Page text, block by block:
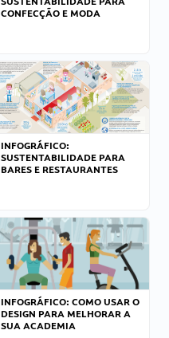
CONFECÇÃO E MODA
INFOGRÁFICO:
SUSTENTABILIDADE PARA
BARES E RESTAURANTES
INFOGRÁFICO: COMO USAR O
DESIGN PARA MELHORAR A
SUA ACADEMIA